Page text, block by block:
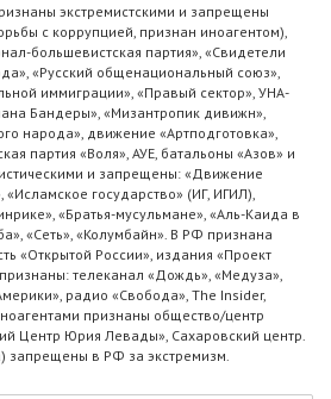
экстремистскими и запрещены
с коррупцией, признан иноагентом),
большевистская партия», «Свидетели
«Русский общенациональный союз»,
иммиграции», «Правый сектор», УНА-
Бандеры», «Мизантропик дивижн»,
народа», движение «Артподготовка»,
партия «Воля», АУЕ, батальоны «Азов» и
и запрещены: «Движение
государство» (ИГ, ИГИЛ),
«Братья-мусульмане», «Аль-Каида в
«Сеть», «Колумбайн». В РФ признана
«Открытой России», издания «Проект
телеканал «Дождь», «Медуза»,
радио «Свобода», The Insider,
признаны общество/центр
Центр Юрия Левады», Сахаровский центр.
запрещены в РФ за экстремизм.